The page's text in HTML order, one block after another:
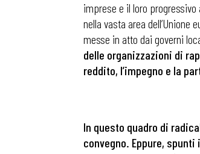
imprese e il loro
nella vasta area
messe in atto dai governi
delle organizzazioni di
reddito, l’impegno e la
In questo quadro di
convegno. Eppure,